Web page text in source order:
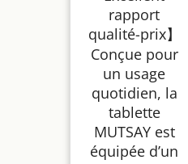
OTG, Déverrouillage
du Visage, Prise
Casque Type C (Noir)
rapport
qualité-prix】
Conçue pour
un usage
quotidien, la
tablette
MUTSAY est
équipée d’un